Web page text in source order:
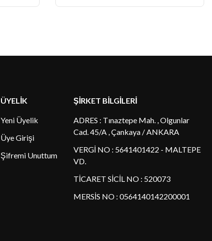
ÜYELİK
Yeni Üyelik
Üye Girişi
Şifremi Unuttum
ŞİRKET BİLGİLERİ
ADRES : Tınaztepe Mah. , Olgunlar
Cad. 45/A , Çankaya / ANKARA
VERGİ NO : 5641401422 - MALTEPE
VD.
TİCARET SİCİL NO : 520073
MERSİS NO : 0564140142200001